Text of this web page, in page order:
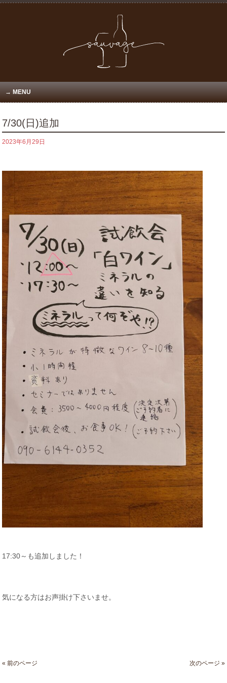
MENU
7/30(日)追加
2023年6月29日
17:30～も追加しました！
気になる方はお声掛け下さいませ。
« 前のページ 次のページ »